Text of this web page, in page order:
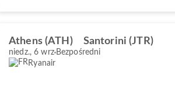
Athens (ATH) Santorini (JTR)
niedz., 6 wrz Bezpośredni
Ryanair